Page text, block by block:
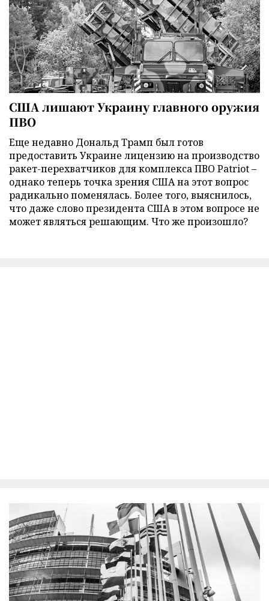
США лишают Украину главного оружия
ПВО
Еще недавно Дональд Трамп был готов
предоставить Украине лицензию на производство
ракет-перехватчиков для комплекса ПВО Patriot –
однако теперь точка зрения США на этот вопрос
радикально поменялась. Более того, выяснилось,
что даже слово президента США в этом вопросе не
может являться решающим. Что же произошло?